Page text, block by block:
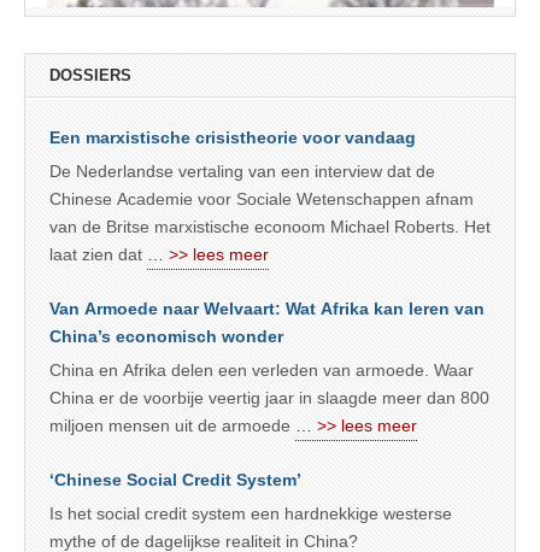
DOSSIERS
Een marxistische crisistheorie voor vandaag
De Nederlandse vertaling van een interview dat de
Chinese Academie voor Sociale Wetenschappen afnam
van de Britse marxistische econoom Michael Roberts. Het
laat zien dat
… >> lees meer
Van Armoede naar Welvaart: Wat Afrika kan leren van
China’s economisch wonder
China en Afrika delen een verleden van armoede. Waar
China er de voorbije veertig jaar in slaagde meer dan 800
miljoen mensen uit de armoede
… >> lees meer
‘Chinese Social Credit System’
Is het social credit system een hardnekkige westerse
mythe of de dagelijkse realiteit in China?